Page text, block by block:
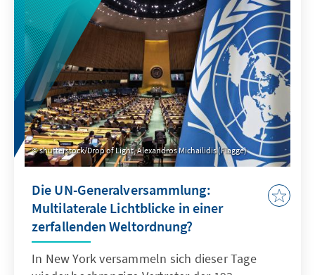
zentrale Rolle für die
Meinungsverschiedenheiten spielen. Es geht
um nicht weniger als die Frage, wie wir unsere
repräsentative Demokratie verstehen und
gestalten.
shutterstock/Drop of Light, Alexandros Michailidis (Flagge)
Die UN-Generalversammlung:
Multilaterale Lichtblicke in einer
zerfallenden Weltordnung?
In New York versammeln sich dieser Tage